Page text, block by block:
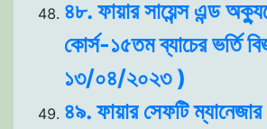
৪৮. ফায়ার সায়েন্স এন্ড
কোর্স-১৫তম ব্যাচের ভর্তি
১৩/০৪/২০২৩ )
৪৯. ফায়ার সেফটি